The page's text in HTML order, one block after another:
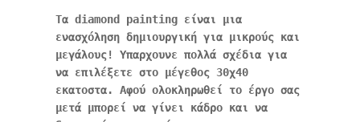
Τα diamond painting είναι μια
ενασχόληση δημιουργική για μικρούς και
μεγάλους! Υπαρχουνε πολλά σχέδια για
να επιλέξετε στο μέγεθος 30χ40
εκατοστα. Αφού ολοκληρωθεί το έργο σας
μετά μπορεί να γίνει κάδρο και να